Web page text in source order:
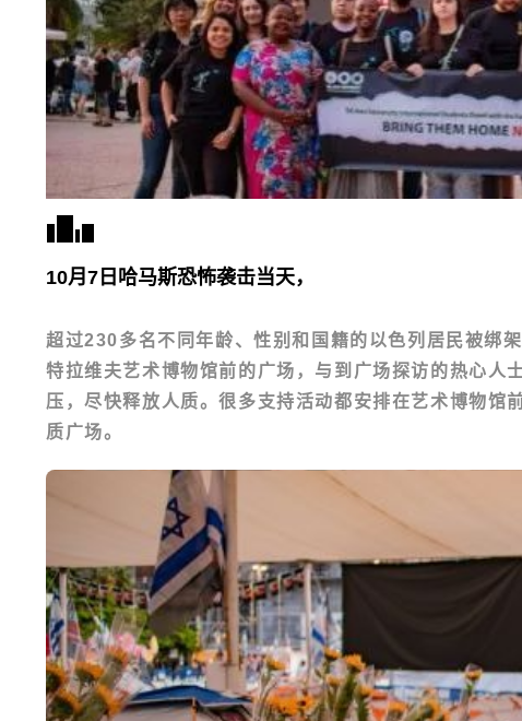
10月7日哈马斯恐怖袭击当天，
超过230多名不同年龄、性别和国籍的以色列居民被绑
特拉维夫艺术博物馆前的广场，与到广场探访的热心人
压，尽快释放人质。很多支持活动都安排在艺术博物馆
质广场。